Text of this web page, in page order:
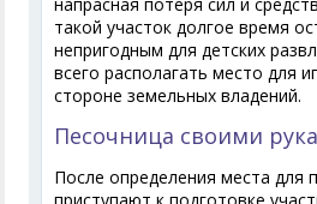
такой участок долгое время
непригодным для детских
всего располагать место для
стороне земельных владений.
Песочница своими
После определения места для